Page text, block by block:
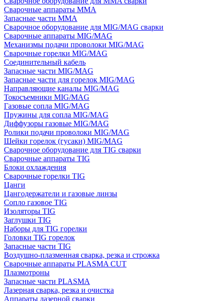
Сварочные аппараты MMA
Запасные части MMA
Сварочное оборудование для MIG/MAG сварки
Сварочные аппараты MIG/MAG
Механизмы подачи проволоки MIG/MAG
Сварочные горелки MIG/MAG
Соединительный кабель
Запасные части MIG/MAG
Запасные части для горелок MIG/MAG
Направляющие каналы MIG/MAG
Токосъемники MIG/MAG
Газовые сопла MIG/MAG
Пружины для сопла MIG/MAG
Диффузоры газовые MIG/MAG
Ролики подачи проволоки MIG/MAG
Шейки горелок (гусаки) MIG/MAG
Сварочное оборудование для TIG сварки
Сварочные аппараты TIG
Блоки охлаждения
Сварочные горелки TIG
Цанги
Цангодержатели и газовые линзы
Сопло газовое TIG
Изоляторы TIG
Заглушки TIG
Наборы для TIG горелки
Головки TIG горелок
Запасные части TIG
Воздушно-плазменная сварка, резка и строжка
Сварочные аппараты PLASMA CUT
Плазмотроны
Запасные части PLASMA
Лазерная сварка, резка и очистка
Аппараты лазерной сварки